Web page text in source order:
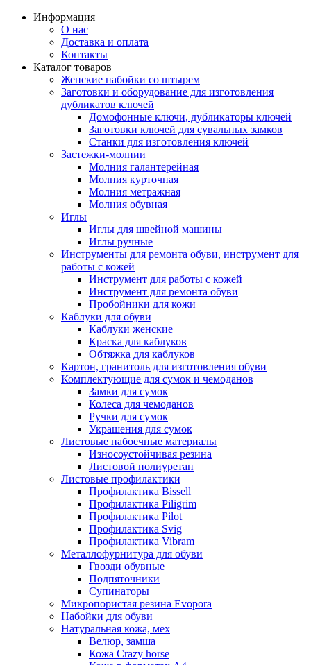
Информация
О нас
Доставка и оплата
Контакты
Каталог товаров
Женские набойки со штырем
Заготовки и оборудование для изготовления
дубликатов ключей
Домофонные ключи, дубликаторы ключей
Заготовки ключей для сувальных замков
Станки для изготовления ключей
Застежки-молнии
Молния галантерейная
Молния курточная
Молния метражная
Молния обувная
Иглы
Иглы для швейной машины
Иглы ручные
Инструменты для ремонта обуви, инструмент для
работы с кожей
Инструмент для работы с кожей
Инструмент для ремонта обуви
Пробойники для кожи
Каблуки для обуви
Каблуки женские
Краска для каблуков
Обтяжка для каблуков
Картон, гранитоль для изготовления обуви
Комплектующие для сумок и чемоданов
Замки для сумок
Колеса для чемоданов
Ручки для сумок
Украшения для сумок
Листовые набоечные материалы
Износоустойчивая резина
Листовой полиуретан
Листовые профилактики
Профилактика Bissell
Профилактика Piligrim
Профилактика Pilot
Профилактика Svig
Профилактика Vibram
Металлофурнитура для обуви
Гвозди обувные
Подпяточники
Супинаторы
Микропористая резина Evopora
Набойки для обуви
Натуральная кожа, мех
Велюр, замша
Кожа Crazy horse